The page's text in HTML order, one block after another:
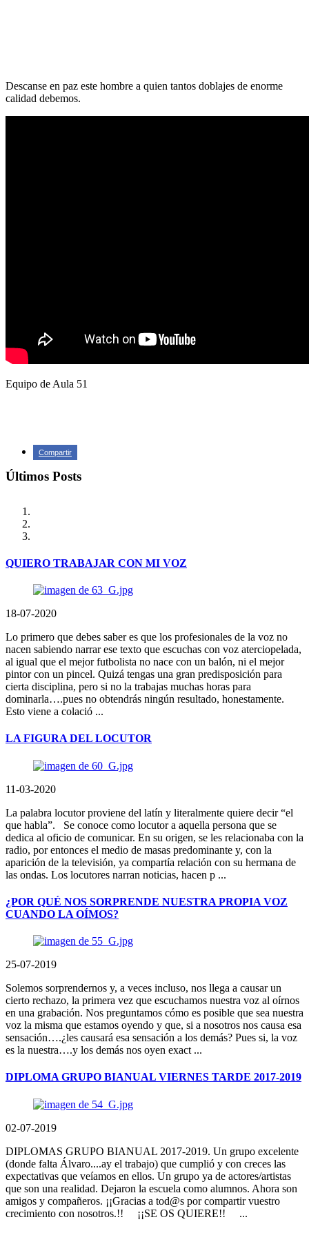
Descanse en paz este hombre a quien tantos doblajes de enorme
calidad debemos.
Equipo de Aula 51
Compartir
Últimos Posts
QUIERO TRABAJAR CON MI VOZ
18-07-2020
Lo primero que debes saber es que los profesionales de la voz no
nacen sabiendo narrar ese texto que escuchas con voz aterciopelada,
al igual que el mejor futbolista no nace con un balón, ni el mejor
pintor con un pincel. Quizá tengas una gran predisposición para
cierta disciplina, pero si no la trabajas muchas horas para
dominarla….pues no obtendrás ningún resultado, honestamente.
Esto viene a colació ...
LA FIGURA DEL LOCUTOR
11-03-2020
La palabra locutor proviene del latín y literalmente quiere decir “el
que habla”. Se conoce como locutor a aquella persona que se
dedica al oficio de comunicar. En su origen, se les relacionaba con la
radio, por entonces el medio de masas predominante y, con la
aparición de la televisión, ya compartía relación con su hermana de
las ondas. Los locutores narran noticias, hacen p ...
¿POR QUÉ NOS SORPRENDE NUESTRA PROPIA VOZ
CUANDO LA OÍMOS?
25-07-2019
Solemos sorprendernos y, a veces incluso, nos llega a causar un
cierto rechazo, la primera vez que escuchamos nuestra voz al oírnos
en una grabación. Nos preguntamos cómo es posible que sea nuestra
voz la misma que estamos oyendo y que, si a nosotros nos causa esa
sensación….¿les causará esa sensación a los demás? Pues si, la voz
es la nuestra….y los demás nos oyen exact ...
DIPLOMA GRUPO BIANUAL VIERNES TARDE 2017-2019
02-07-2019
DIPLOMAS GRUPO BIANUAL 2017-2019. Un grupo excelente
(donde falta Álvaro....ay el trabajo) que cumplió y con creces las
expectativas que veíamos en ellos. Un grupo ya de actores/artistas
que son una realidad. Dejaron la escuela como alumnos. Ahora son
amigos y compañeros. ¡¡Gracias a tod@s por compartir vuestro
crecimiento con nosotros.!! ¡¡SE OS QUIERE!! ...